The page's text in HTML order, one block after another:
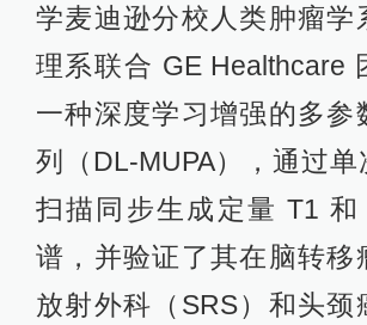
学麦迪逊分校人类肿瘤学
理系联合 GE Healthcare
一种深度学习增强的多参
列（DL-MUPA），通过单
扫描同步生成定量 T1 和
谱，并验证了其在脑转移
放射外科（SRS）和头颈